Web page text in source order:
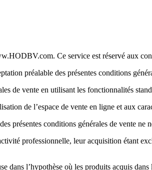
Ce service est réservé aux
préalable des présentes conditions
de vente en utilisant les fonctionnalités
de l’espace de vente en ligne et aux
conditions générales de vente ne
professionnelle, leur acquisition étant
dans l’hypothèse où les produits acquis